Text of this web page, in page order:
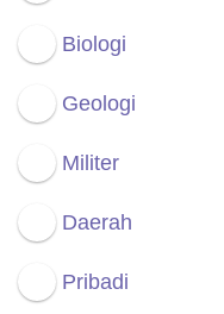
Biologi
Geologi
Militer
Daerah
Pribadi